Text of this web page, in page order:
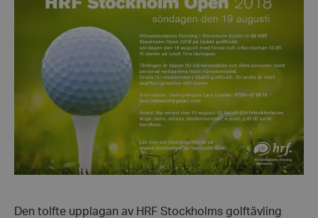
Den tolfte upplagan av HRF Stockholms golftävling